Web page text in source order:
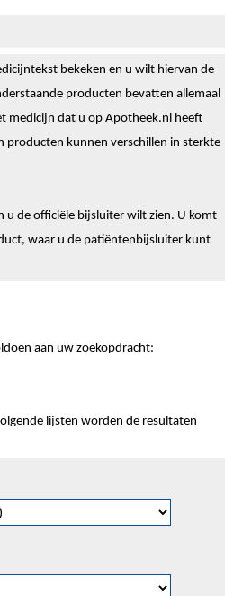
bekeken en u wilt hiervan de
producten bevatten allemaal
medicijn dat u op Apotheek.nl heeft
producten kunnen verschillen in sterkte
u de officiële bijsluiter wilt zien. U komt
waar u de patiëntenbijsluiter kunt
aan uw zoekopdracht:
lijsten worden de resultaten